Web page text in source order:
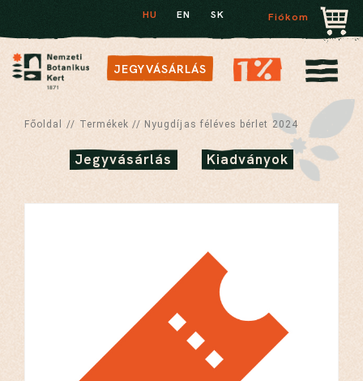
HU EN SK Fiókom
JEGYVÁSÁRLÁS
Főoldal // Termékek // Nyugdíjas féléves bérlet 2024
Jegyvásárlás Kiadványok